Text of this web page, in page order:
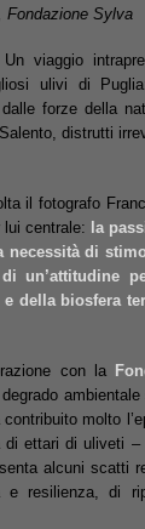
Fondazione Sylva
Un viaggio
ulivi di
forze della
distrutti
il fotografo
centrale: la
di
un’attitudine
e della biosfera
con la
molto
ettari di uliveti –
alcuni scatti
e resilienza, di